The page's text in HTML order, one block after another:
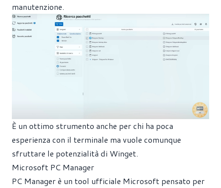
manutenzione.
È un ottimo strumento anche per chi ha poca
esperienza con il terminale ma vuole comunque
sfruttare le potenzialità di Winget.
Microsoft PC Manager
PC Manager è un tool ufficiale Microsoft pensato per